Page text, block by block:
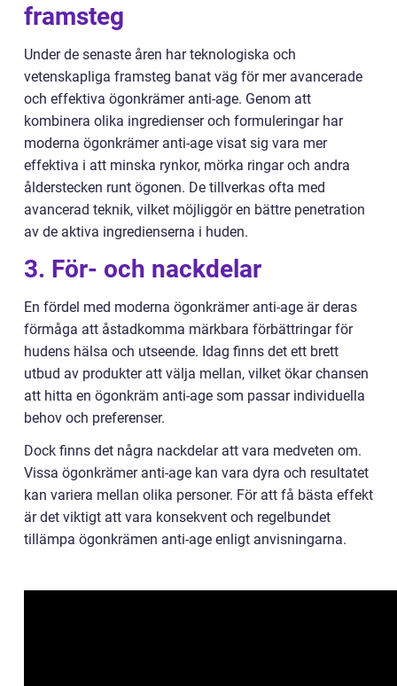
framsteg
Under de senaste åren har teknologiska och
vetenskapliga framsteg banat väg för mer avancerade
och effektiva ögonkrämer anti-age. Genom att
kombinera olika ingredienser och formuleringar har
moderna ögonkrämer anti-age visat sig vara mer
effektiva i att minska rynkor, mörka ringar och andra
ålderstecken runt ögonen. De tillverkas ofta med
avancerad teknik, vilket möjliggör en bättre penetration
av de aktiva ingredienserna i huden.
3. För- och nackdelar
En fördel med moderna ögonkrämer anti-age är deras
förmåga att åstadkomma märkbara förbättringar för
hudens hälsa och utseende. Idag finns det ett brett
utbud av produkter att välja mellan, vilket ökar chansen
att hitta en ögonkräm anti-age som passar individuella
behov och preferenser.
Dock finns det några nackdelar att vara medveten om.
Vissa ögonkrämer anti-age kan vara dyra och resultatet
kan variera mellan olika personer. För att få bästa effekt
är det viktigt att vara konsekvent och regelbundet
tillämpa ögonkrämen anti-age enligt anvisningarna.